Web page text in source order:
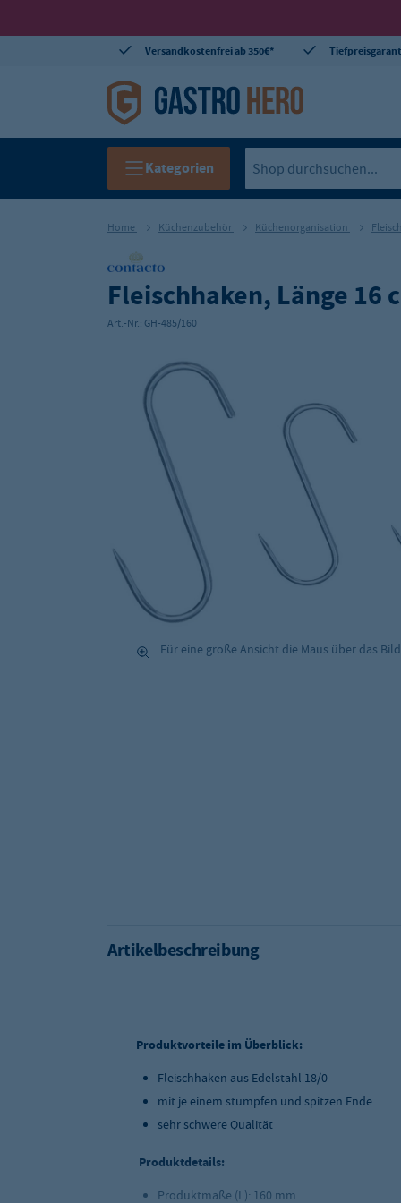
Versandkostenfrei ab 350€*
Kategorien
Home Küchenzubehör Küchenorganisation
Fleischhaken, Länge 16
Art.-Nr.: GH-485/160
Für eine große Ansicht die Maus über das
Artikelbeschreibung
Produktvorteile im Überblick:
Fleischhaken aus Edelstahl 18/0
mit je einem stumpfen und spitzen Ende
sehr schwere Qualität
Produktdetails:
Produktmaße (L): 160 mm